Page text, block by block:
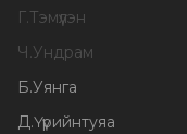
Г.Тэмүүлэн
Ч .Ундрам
Б.Уянга
Д.Үүрийнтуяа